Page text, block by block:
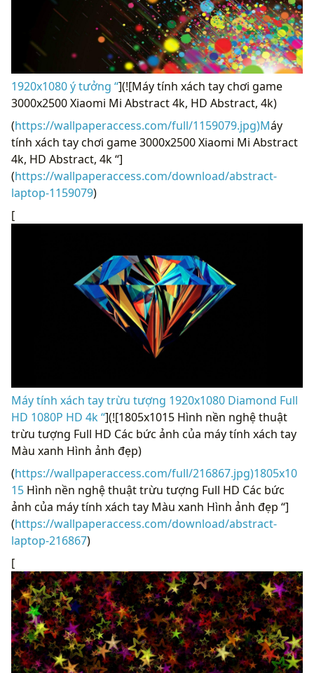
1920x1080 ý tưởng “](![Máy tính xách tay chơi game
3000x2500 Xiaomi Mi Abstract 4k, HD Abstract, 4k)
(https://wallpaperaccess.com/full/1159079.jpg)Máy
tính xách tay chơi game 3000x2500 Xiaomi Mi Abstract
4k, HD Abstract, 4k “]
(https://wallpaperaccess.com/download/abstract-
laptop-1159079)
[
Máy tính xách tay trừu tượng 1920x1080 Diamond Full
HD 1080P HD 4k “](![1805x1015 Hình nền nghệ thuật
trừu tượng Full HD Các bức ảnh của máy tính xách tay
Màu xanh Hình ảnh đẹp)
(https://wallpaperaccess.com/full/216867.jpg)1805x10
15 Hình nền nghệ thuật trừu tượng Full HD Các bức
ảnh của máy tính xách tay Màu xanh Hình ảnh đẹp “]
(https://wallpaperaccess.com/download/abstract-
laptop-216867)
[